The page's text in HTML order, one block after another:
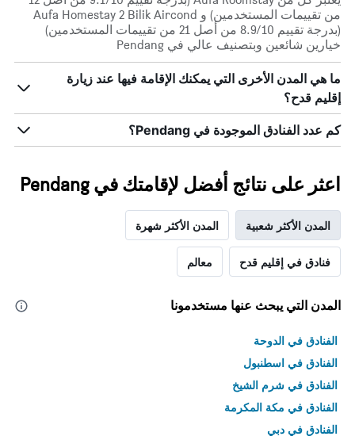
أيام
الأسبوع.
يتضمن
المخطط
التالي
1
محور
Y
يعرض
غرفة
من تقييمات المستخدمين) و Aufa Homestay 2 Bilik Aircond
(بدرجة تقييم 8.9/10 من أصل 21 من تقييمات المستخدمين)
خيارين شائعين وبتصنيف عالي في Pendang
ما هي المدن الأخرى التي يمكنك الإقامة فيها عند زيارة
إقليم قدح؟
كم عدد الفنادق الموجودة في Pendang؟
اعثر على نتائج أفضل لإقامتك في Pendang
المدن الأكثر شعبية المدن الأكثر شهرة
فنادق في إقليم قدح معالم
المدن التي يبحث عنها مستخدمونا
الفنادق في الدوحة
الفنادق في اسطنبول
الفنادق في شرم الشيخ
الفنادق في مكة المكرمة
الفنادق في دبي